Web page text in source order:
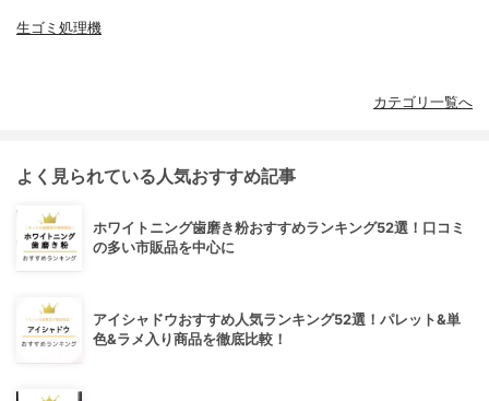
生ゴミ処理機
カテゴリ一覧へ
よく見られている人気おすすめ記事
ホワイトニング歯磨き粉おすすめランキング52選！口コミ
の多い市販品を中心に
アイシャドウおすすめ人気ランキング52選！パレット&単
色&ラメ入り商品を徹底比較！